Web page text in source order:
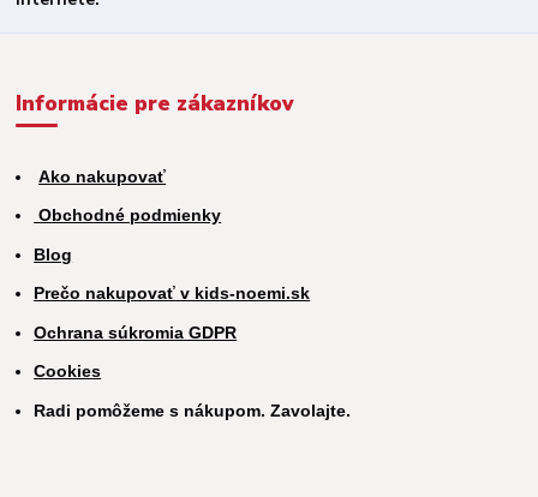
Informácie pre zákazníkov
Ako nakupovať
Obchodné podmienky
Blog
Prečo nakupovať v kids-noemi.sk
Ochrana súkromia GDPR
Cookies
Radi pomôžeme s nákupom. Zavolajte.